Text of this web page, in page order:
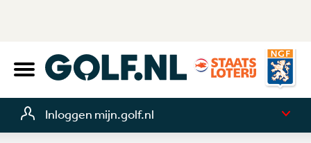
Inloggen mijn.golf.nl